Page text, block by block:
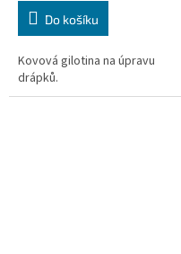
Do košíku
Kovová gilotina na úpravu
drápků.